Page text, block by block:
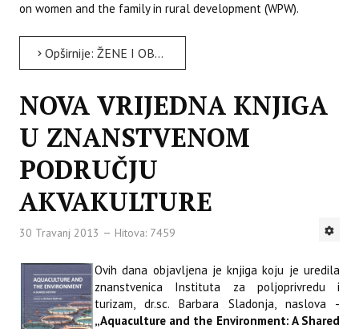
on women and the family in rural development (WPW).
Opširnije: ŽENE I OBITELJI U RURALNOM RAZVOJU
NOVA VRIJEDNA KNJIGA
U ZNANSTVENOM
PODRUČJU
AKVAKULTURE
30 Travanj 2013 Hitova: 7459
Ovih dana objavljena je knjiga koju je uredila
znanstvenica Instituta za poljoprivredu i
turizam, dr.sc. Barbara Sladonja, naslova -
„Aquaculture and the Environment: A Shared